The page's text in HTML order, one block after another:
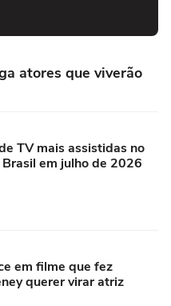
atores que viverão
TV mais assistidas no
em julho de 2026
em filme que fez
querer virar atriz